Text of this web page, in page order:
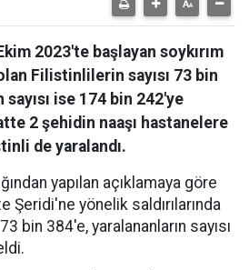
2023'te başlayan soykırım
Filistinlilerin sayısı 73 bin
sayısı ise 174 bin 242'ye
2 şehidin naaşı hastanelere
de yaralandı.
yapılan açıklamaya göre
Şeridi'ne yönelik saldırılarında
bin 384'e, yaralananların sayısı